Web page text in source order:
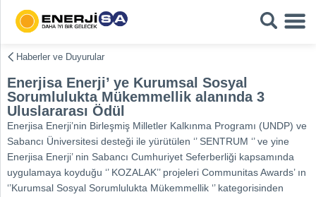
Haberler ve Duyurular
Enerjisa Enerji’ ye Kurumsal Sosyal
Sorumlulukta Mükemmellik alanında 3
Uluslararası Ödül
Enerjisa Enerji’nin Birleşmiş Milletler Kalkınma Programı (UNDP) ve
Sabancı Üniversitesi desteği ile yürütülen ‘’ SENTRUM ‘’ ve yine
Enerjisa Enerji’ nin Sabancı Cumhuriyet Seferberliği kapsamında
uygulamaya koyduğu ‘’ KOZALAK’’ projeleri Communitas Awards’ ın
‘’Kurumsal Sosyal Sorumlulukta Mükemmellik ‘’ kategorisinden